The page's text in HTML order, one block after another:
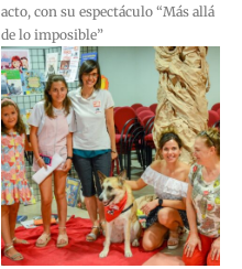
acto, con su espectáculo “Más allá
de lo imposible”